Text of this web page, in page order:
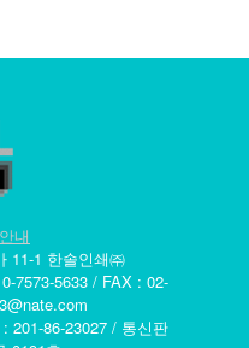
내
11-1 한솔인쇄㈜
7573-5633 / FAX : 02-
201-86-23027 / 통신판